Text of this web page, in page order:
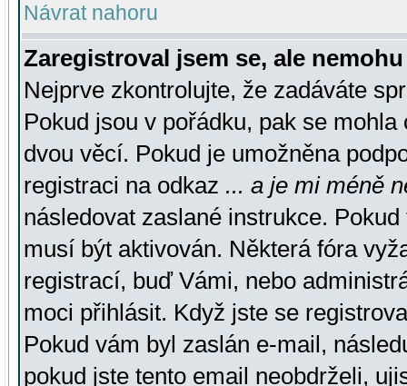
Návrat nahoru
Zaregistroval jsem se, ale
Nejprve zkontrolujte, že zadáváte
Pokud jsou v pořádku, pak se
dvou věcí. Pokud je umožněna
registraci na odkaz ... a je mi méně
následovat zaslané instrukce.
musí být aktivován. Některá fóra
registrací, buď Vámi, nebo
moci přihlásit. Když jste se
Pokud vám byl zaslán e-mail,
pokud jste tento email neobdrželi,